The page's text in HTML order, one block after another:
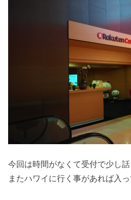
今回は時間がなくて受付で少し話
またハワイに行く事があれば入